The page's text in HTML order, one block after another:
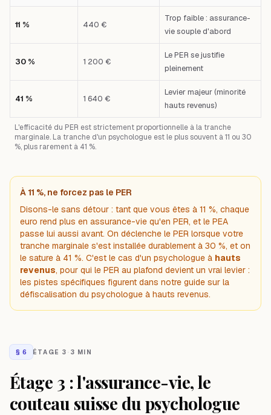
L'efficacité du PER est strictement proportionnelle à la tranche
marginale. La tranche d'un psychologue est le plus souvent à 11 ou 30
%, plus rarement à 41 %.
11 % 440 €
Trop faible : assurance-
vie souple d'abord
30 % 1 200 €
Le PER se justifie
pleinement
41 % 1 640 €
Levier majeur (minorité
hauts revenus)
À 11 %, ne forcez pas le PER
Disons-le sans détour : tant que vous êtes à 11 %, chaque
euro rend plus en assurance-vie qu'en PER, et le PEA
passe lui aussi avant. On déclenche le PER lorsque votre
tranche marginale s'est installée durablement à 30 %, et on
le sature à 41 %. C'est le cas d'un psychologue à hauts
revenus, pour qui le PER au plafond devient un vrai levier :
les pistes spécifiques figurent dans notre guide sur la
défiscalisation du psychologue à hauts revenus.
§ 6 ÉTAGE 3 · 3 MIN
Étage 3 : l'assurance-vie, le
couteau suisse du psychologue